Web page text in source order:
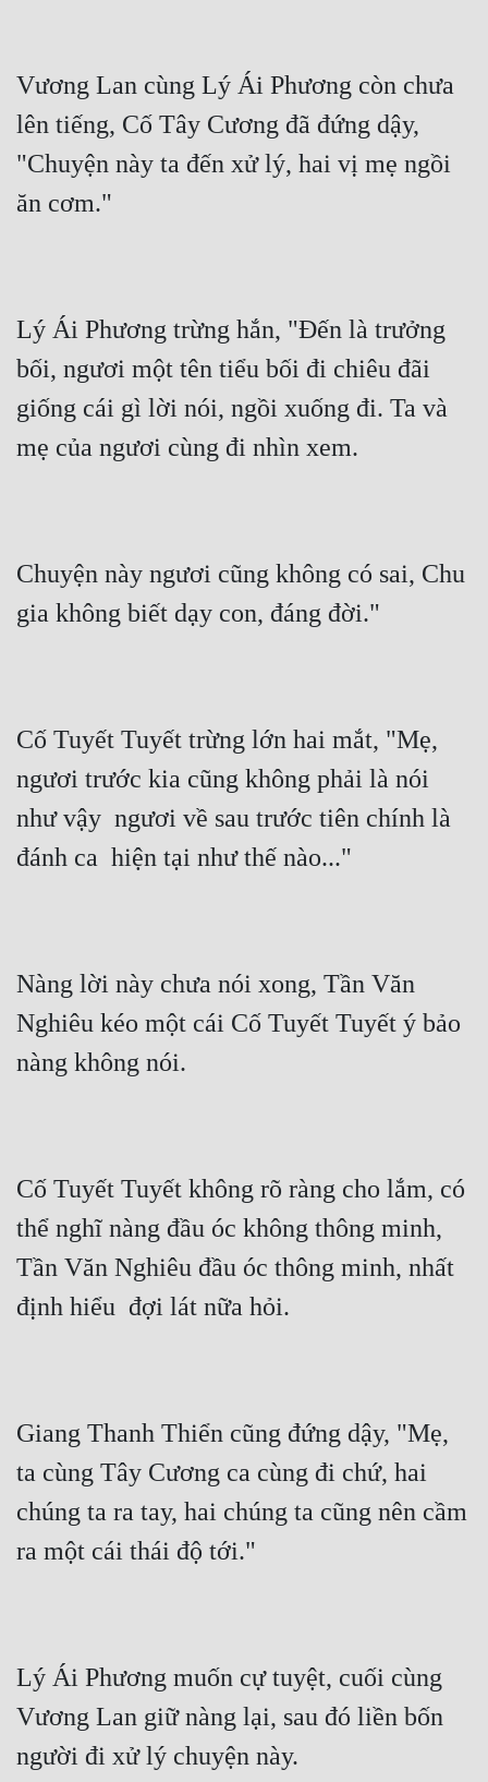
Vương Lan cùng Lý Ái Phương còn chưa
lên tiếng, Cố Tây Cương đã đứng dậy,
"Chuyện này ta đến xử lý, hai vị mẹ ngồi
ăn cơm."
Lý Ái Phương trừng hắn, "Đến là trưởng
bối, ngươi một tên tiểu bối đi chiêu đãi
giống cái gì lời nói, ngồi xuống đi. Ta và
mẹ của ngươi cùng đi nhìn xem.
Chuyện này ngươi cũng không có sai, Chu
gia không biết dạy con, đáng đời."
Cố Tuyết Tuyết trừng lớn hai mắt, "Mẹ,
ngươi trước kia cũng không phải là nói
như vậy  ngươi về sau trước tiên chính là
đánh ca  hiện tại như thế nào..."
Nàng lời này chưa nói xong, Tần Văn
Nghiêu kéo một cái Cố Tuyết Tuyết ý bảo
nàng không nói.
Cố Tuyết Tuyết không rõ ràng cho lắm, có
thể nghĩ nàng đầu óc không thông minh,
Tần Văn Nghiêu đầu óc thông minh, nhất
định hiểu  đợi lát nữa hỏi.
Giang Thanh Thiển cũng đứng dậy, "Mẹ,
ta cùng Tây Cương ca cùng đi chứ, hai
chúng ta ra tay, hai chúng ta cũng nên cầm
ra một cái thái độ tới."
Lý Ái Phương muốn cự tuyệt, cuối cùng
Vương Lan giữ nàng lại, sau đó liền bốn
người đi xử lý chuyện này.